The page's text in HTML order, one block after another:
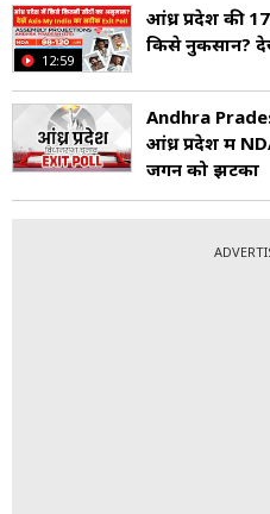
12:59
आंध्र प्रदेश की
क‍िसे नुकसान?
Andhra
आंध्र प्रदेश में
जगन को झटका